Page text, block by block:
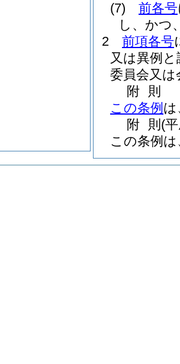
(7)
前各号
し、かつ
2
前項各号
又は異例
委員会又
附 則
この条例 は
附 則 (
この条例